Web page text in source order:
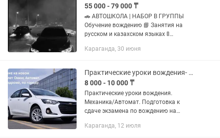
55 000 - 79 000 ₸
🚗 АВТОШКОЛА | НАБОР В ГРУППЫ
Обучение вождению 📘 Занятия на
русском и казахском языках 🚦
СЕ Д1Е ДЕ 📍 Адрес: Юго-Восток Office
Караганда, 30 июня
Практические уроки вождения- Механика/Автомат. Подготовка к сдаче экзамена
8 000 - 10 000 ₸
Практические уроки вождения.
Механика/Автомат. Подготовка к
сдаче экзамена по вождению на
Обучение на нашем или Вашем
Караганда, 12 июля